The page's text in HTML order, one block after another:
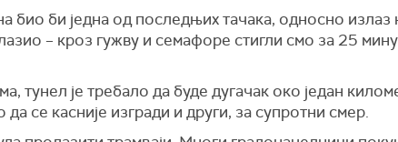
био би једна од последњих тачака, односно
– кроз гужву и семафоре стигли смо за 25
тунел је требало да буде дугачак око један
се касније изгради и други, за супротни смер.